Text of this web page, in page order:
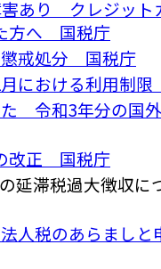
害あり クレジット
方へ 国税庁
懲戒処分 国税庁
における利用制
た 令和3年分の国
改正 国税庁
延滞税過大徴収
人税のあらましと